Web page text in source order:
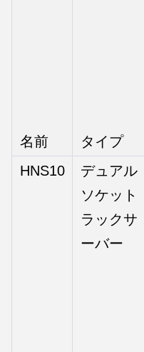
名前 タイプ
HNS10
デュアル
ソケット
ラックサ
ーバー